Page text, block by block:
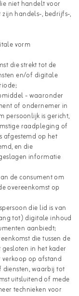
niet handelt voor
handels-, bedrijfs-,
vorm
die strekt tot de
en/of digitale
- waaronder
of ondernemer in
persoonlijk is gericht,
raadpleging of
afgestemd op het
en die
informatie
de consument om
overeenkomst op
die lid is van
tot) digitale inhoud
aanbiedt;
die tussen de
in het kader
verkoop op afstand
waarbij tot
uitsluitend of mede
technieken voor